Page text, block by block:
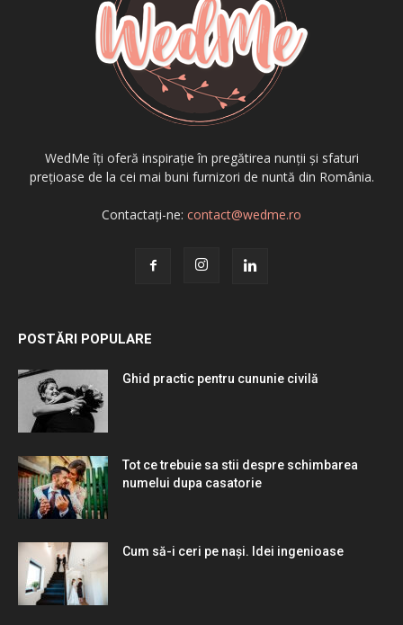
WedMe îți oferă inspirație în pregătirea nunții și sfaturi
prețioase de la cei mai buni furnizori de nuntă din România.
Contactați-ne: contact@wedme.ro
POSTĂRI POPULARE
Ghid practic pentru cununie civilă
Tot ce trebuie sa stii despre schimbarea
numelui dupa casatorie
Cum să-i ceri pe nași. Idei ingenioase